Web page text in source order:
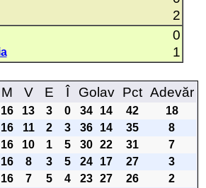
2
0
1
M V E Î Golav Pct Adevăr
16 13 3 0 34 14 42
18
16 11 2 3 36 14 35
8
16 10 1 5 30 22 31
7
16 8 3 5 24 17 27
3
16 7 5 4 23 27 26
2